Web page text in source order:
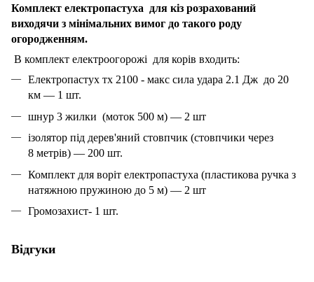
Комплект електропастуха для кіз розрахований
виходячи з мінімальних вимог до такого роду
огородженням.
В комплект електроогорожі для корів входить:
Електропастух тх 2100 - макс сила удара 2.1 Дж до 20
км ― 1 шт.
шнур 3 жилки (моток 500 м) ― 2 шт
ізолятор під дерев'яний стовпчик (стовпчики через
8 метрів) ― 200 шт.
Комплект для воріт електропастуха (пластикова ручка з
натяжною пружиною до 5 м) ― 2 шт
Громозахист- 1 шт.
Відгуки